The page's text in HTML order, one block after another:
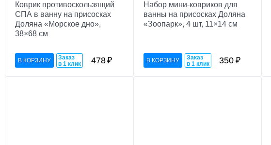
Коврик противоскользящий
СПА в ванну на присосках
Доляна «Морское дно»,
38×68 см
Заказ
в 1 клик
478₽
Набор мини-ковриков для
ванны на присосках Доляна
«Зоопарк», 4 шт, 11×14 см
Заказ
в 1 клик
350₽